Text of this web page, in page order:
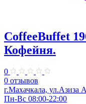
CoffeeBuffet
Кофейня.
0
0 отзывов
г.Махачкала, ул.Азиза
Пн-Вс 08:00-22:00